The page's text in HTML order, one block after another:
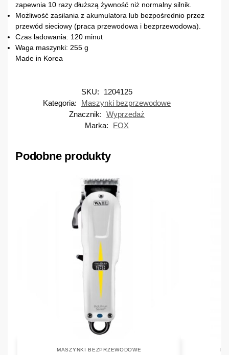
zapewnia 10 razy dłuższą żywność niż normalny silnik.
Możliwość zasilania z akumulatora lub bezpośrednio przez
przewód sieciowy (praca przewodowa i bezprzewodowa).
Czas ładowania: 120 minut
Waga maszynki: 255 g
Made in Korea
SKU:
1204125
Kategoria:
Maszynki bezprzewodowe
Znacznik: Wyprzedaż
Marka:
FOX
Podobne produkty
MASZYNKI BEZPRZEWODOWE